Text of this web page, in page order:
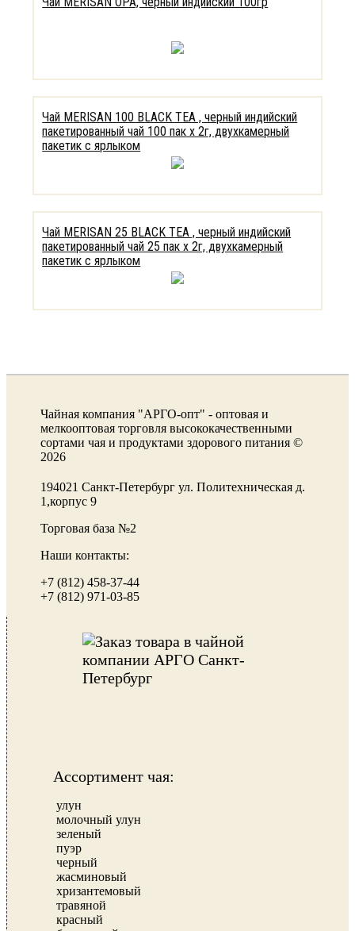
Чай MERISAN 100 BLACK TEA , черный индийский
пакетированный чай 100 пак х 2г, двухкамерный
пакетик с ярлыком
Чай MERISAN 25 BLACK TEA , черный индийский
пакетированный чай 25 пак х 2г, двухкамерный
пакетик с ярлыком
Чайная компания "АРГО-опт" - оптовая и
мелкооптовая торговля высококачественными
сортами чая и продуктами здорового питания ©
2026
194021 Санкт-Петербург ул. Политехническая д.
1,корпус 9
Торговая база №2
Наши контакты:
+7 (812) 458-37-44
+7 (812) 971-03-85
Ассортимент чая:
улун
молочный улун
зеленый
пуэр
черный
жасминовый
хризантемовый
травяной
красный